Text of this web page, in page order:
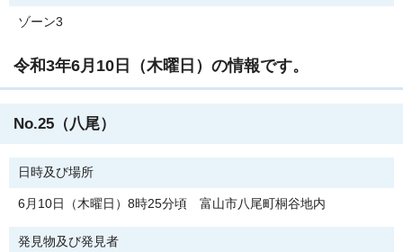
ゾーン3
令和3年6月10日（木曜日）の情報です。
No.25（八尾）
日時及び場所
6月10日（木曜日）8時25分頃 富山市八尾町桐谷地内
発見物及び発見者